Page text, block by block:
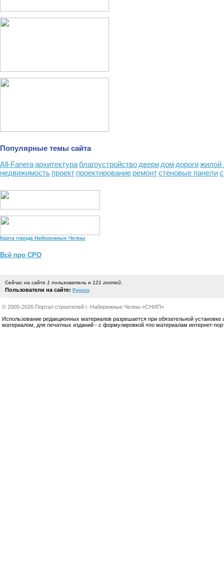
Популярные темы сайта
All-Faneraархитектура благоустройство двери дом дорогижилой
недвижимость проект проектирование ремонтстеновые панели
Карта города Набережные Челны
Всё про СРО
Сейчас на сайте 1 пользовательи 121 гостей.
Пользователи на сайте: Pepsin
© 2005-2026 Портал строителей г. Набережные Челны «СНИП»
Использование редакционных материалов разрешается при обязательной установке
материалом, для печатных изданий - с формулировкой «по материалам интернет-